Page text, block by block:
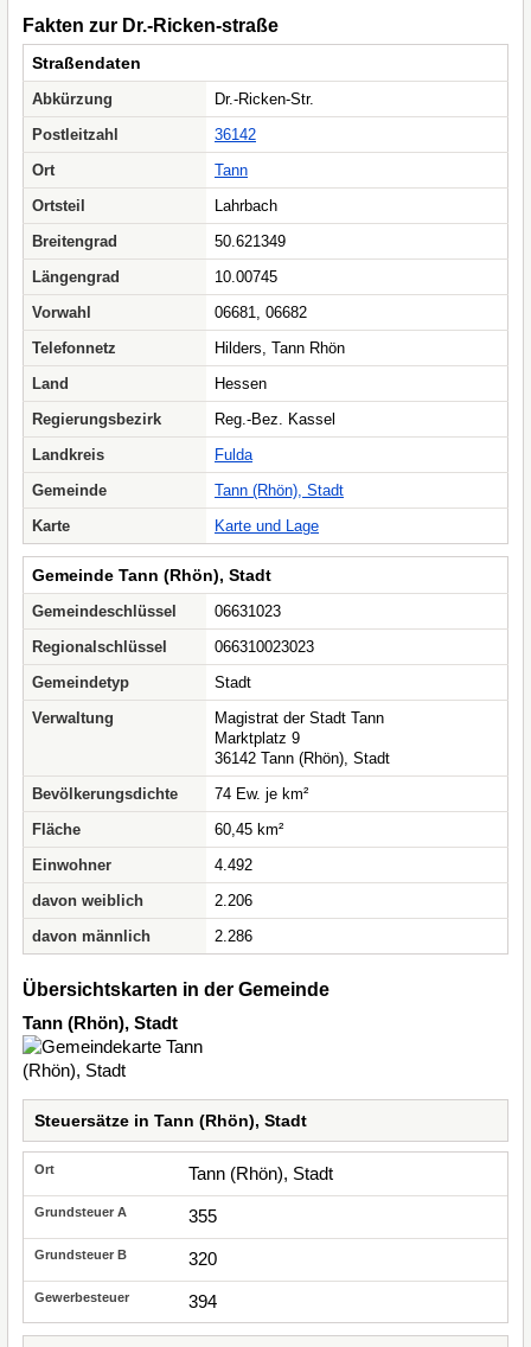
Fakten zur Dr.-Ricken-straße
Straßendaten
Abkürzung
Dr.-Ricken-Str.
Postleitzahl
36142
Ort
Tann
Ortsteil
Lahrbach
Breitengrad
50.621349
Längengrad
10.00745
Vorwahl
06681, 06682
Telefonnetz
Hilders, Tann Rhön
Land
Hessen
Regierungsbezirk
Reg.-Bez. Kassel
Landkreis
Fulda
Gemeinde
Tann (Rhön), Stadt
Karte
Karte und Lage
Gemeinde Tann (Rhön), Stadt
Gemeindeschlüssel
06631023
Regionalschlüssel
066310023023
Gemeindetyp
Stadt
Verwaltung
Magistrat der Stadt Tann
Marktplatz 9
36142 Tann (Rhön), Stadt
Bevölkerungsdichte
74 Ew. je km²
Fläche
60,45 km²
Einwohner
4.492
davon weiblich
2.206
davon männlich
2.286
Übersichtskarten in der Gemeinde
Tann (Rhön), Stadt
Steuersätze in Tann (Rhön), Stadt
Tann (Rhön), Stadt
355
320
394